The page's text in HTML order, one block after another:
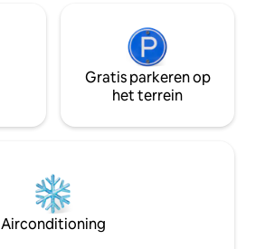
Gratis parkeren op
het terrein
Airconditioning